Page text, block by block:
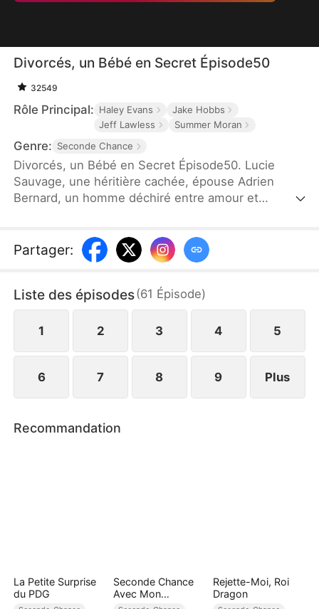
Divorcés, un Bébé en Secret Épisode50
32549
Rôle Principal: Haley Evans
Jake Hobbs
Jeff Lawless
Summer Moran
Genre: Seconde Chance
Divorcés, un Bébé en Secret Épisode50. Lucie
Sauvage, une héritière cachée, épouse Adrien
Bernard, un homme déchiré entre amour et
profondes et des trahisons inattendues. Quand les
fantômes du passé resurgissent et que les vérités
Ou sera-t-il à jamais détruit ?
Partager:
Liste des épisodes(61 Épisode)
1 2 3 4 5
6 7 8 9 Plus
Recommandation
La Petite Surprise
du PDG
Seconde Chance
Avec Mon
Milliardaire
Rejette-Moi, Roi
Dragon